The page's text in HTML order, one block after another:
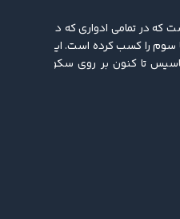
عضو هیات مدیره و قائم‌
در حاشیه تمرینات تیم فوتسال برای
لیگ برتر
در تمامی ادواری که در لیگ برتر
را کسب کرده ‌است. این باشگاه
تا کنون بر روی سکو ایستاده